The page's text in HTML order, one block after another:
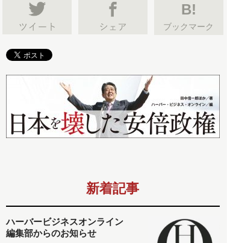
B!
ブックマーク
新着記事
ハーバービジネスオンライン
編集部からのお知らせ